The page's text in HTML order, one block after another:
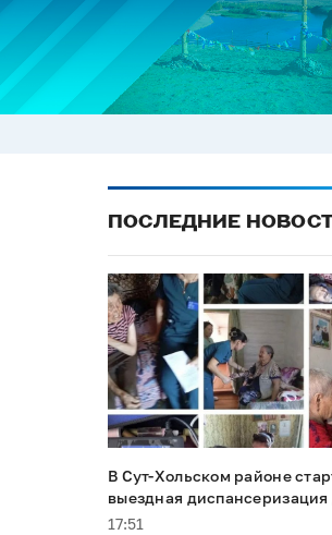
ПОСЛЕДНИЕ
В Сут-Хольском районе
выездная диспансеризация
маломобильных граждан
17:51